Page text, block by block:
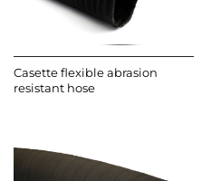
Casette flexible abrasion
resistant hose